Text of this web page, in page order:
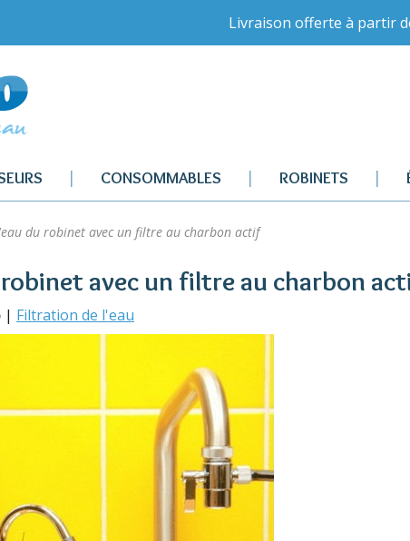
Livraison offerte à partir
CONSOMMABLES ROBINETS
du robinet avec un filtre au charbon actif
avec un filtre au charbon
| Filtration de l'eau